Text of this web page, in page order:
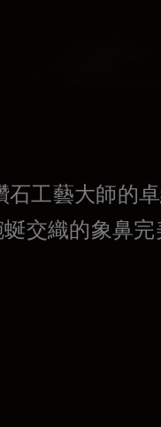
石工藝大師的
蜒交織的象鼻